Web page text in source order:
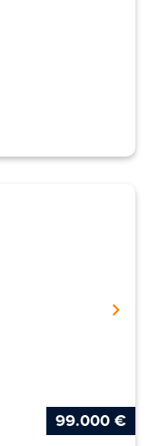
99.000 €